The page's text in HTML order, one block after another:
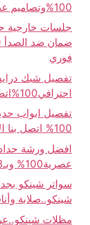
100%وتصاميم عصرية و حماية كاملة لسيارتك
جلسات خارجية
فوري
تفصيل شبك
احترافي100%اتصل واحصل على18%خصم فوري
تفصيل ابواب
100% اتصل بنا الآن للتفصيل والتركيب
افضل ورشة
عصرية100% وبـ33%خصم فوري
سواتر شينكو
شينكو..صلابة وأناقة